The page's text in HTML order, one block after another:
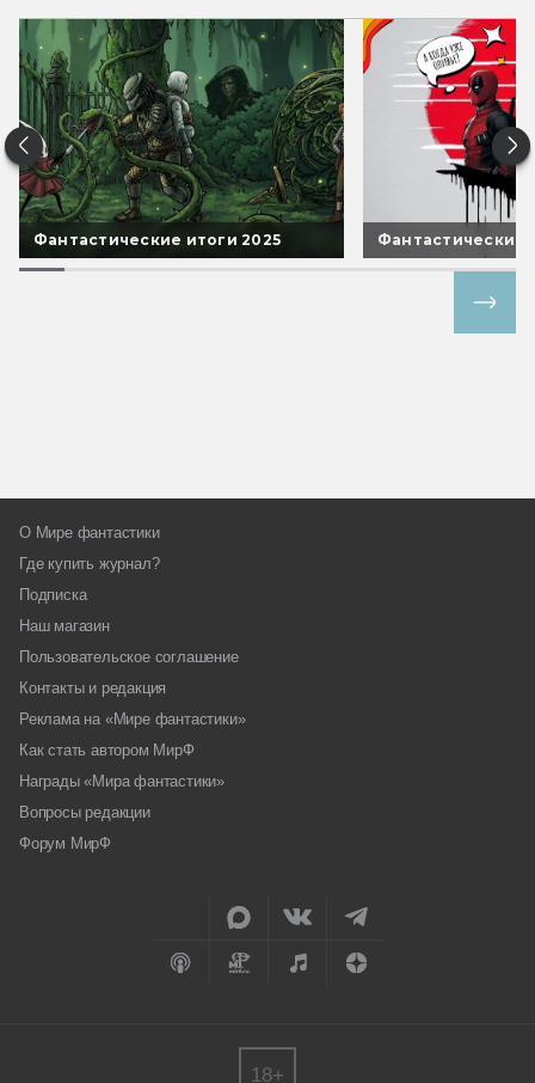
Фантастические итоги 2025 Фантастические
О Мире фантастики
Где купить журнал?
Подписка
Наш магазин
Пользовательское соглашение
Контакты и редакция
Реклама на «Мире фантастики»
Как стать автором МирФ
Награды «Мира фантастики»
Вопросы редакции
Форум МирФ
18+